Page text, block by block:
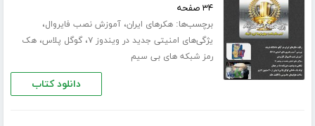
۳۴ صفحه
برچسب‌ها:هکرهای ایران،آموزش نصب فایروال،
یژگی‌های امنیتی جدید در ویندوز ۷ ،گوگل پلاس،هک
رمز شبکه های بی سیم
دانلود کتاب